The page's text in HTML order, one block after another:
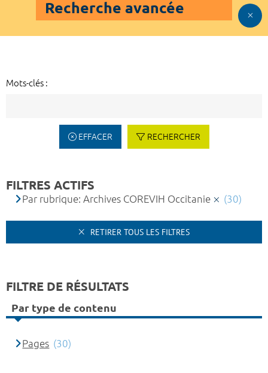
Recherche avancée
Mots-clés :
EFFACER RECHERCHER
FILTRES ACTIFS
Par rubrique: Archives COREVIH Occitanie (30)
RETIRER TOUS LES FILTRES
FILTRE DE RÉSULTATS
Par type de contenu
Pages (30)